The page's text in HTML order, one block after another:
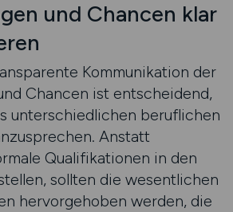
und Chancen klar
Kommunikation der
Chancen ist entscheidend,
unterschiedlichen beruflichen
Anstatt
Qualifikationen in den
sollten die wesentlichen
hervorgehoben werden, die